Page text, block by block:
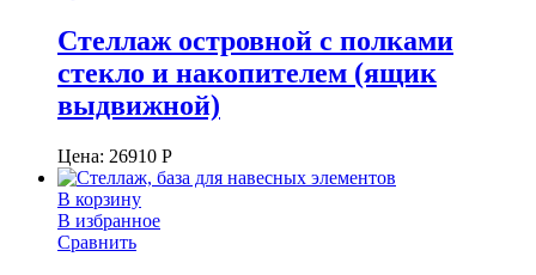
Стеллаж островной с полками
стекло и накопителем (ящик
выдвижной)
Цена: 26910 Р
В корзину
В избранное
Сравнить